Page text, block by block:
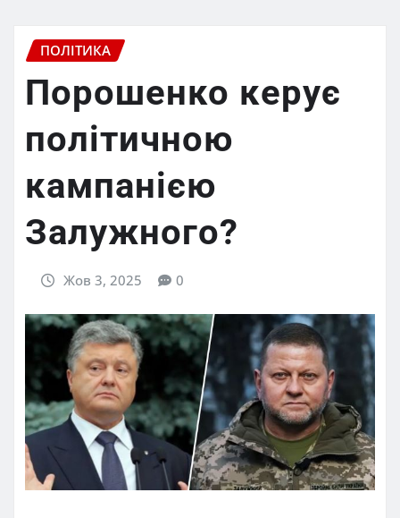
ПОЛІТИКА
Порошенко керує
політичною
кампанією
Залужного?
Жов 3, 2025 0